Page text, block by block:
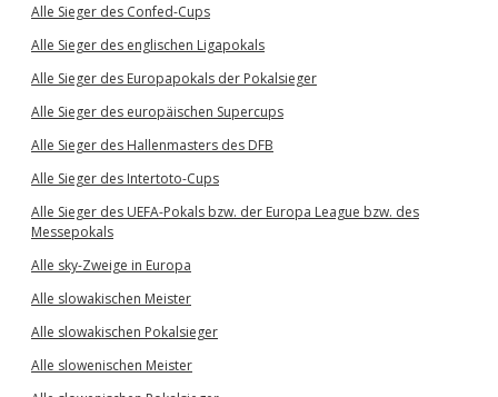
Alle Sieger des Confed-Cups
Alle Sieger des englischen Ligapokals
Alle Sieger des Europapokals der Pokalsieger
Alle Sieger des europäischen Supercups
Alle Sieger des Hallenmasters des DFB
Alle Sieger des Intertoto-Cups
Alle Sieger des UEFA-Pokals bzw. der Europa League bzw. des
Messepokals
Alle sky-Zweige in Europa
Alle slowakischen Meister
Alle slowakischen Pokalsieger
Alle slowenischen Meister